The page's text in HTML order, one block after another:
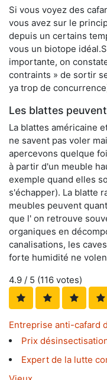
Si vous voyez des
vous avez sur le
depuis un certains
vous un biotope
importante, on
contraints » de sortir
ya trop de
Les blattes
La blattes américaine
ne savent pas voler
apercevons quelque
à partir d'un meuble
exemple quand elles
s'échapper). La blatte
meubles peuvent
que l' on retrouve
organiques en
canalisations, les
forte humidité ne
4.9 / 5 (116 votes)
Entreprise anti-cafard
Prix
Expert de la lutte